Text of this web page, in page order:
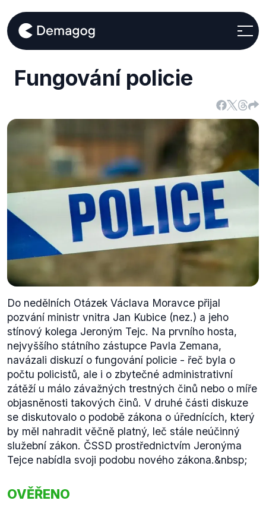
Fungování policie
Do nedělních Otázek Václava Moravce přijal
pozvání ministr vnitra Jan Kubice (nez.) a jeho
stínový kolega Jeroným Tejc. Na prvního hosta,
nejvyššího státního zástupce Pavla Zemana,
navázali diskuzí o fungování policie - řeč byla o
počtu policistů, ale i o zbytečné administrativní
zátěží u málo závažných trestných činů nebo o míře
objasněnosti takových činů. V druhé části diskuze
se diskutovalo o podobě zákona o úřednících, který
by měl nahradit věčně platný, leč stále neúčinný
služební zákon. ČSSD prostřednictvím Jeronýma
Tejce nabídla svoji podobu nového zákona.&nbsp;
OVĚŘENO